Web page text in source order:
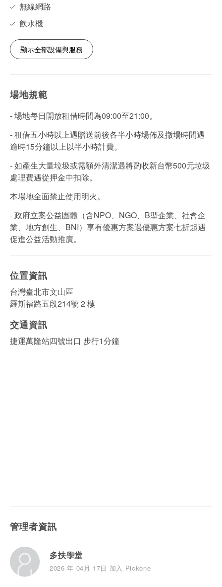
無線網路
飲水機
顯示全部設備與服務
場地規範
- 場地每日開放租借時間為09:00至21:00。
- 租借五小時以上遇贈送前後各半小時場佈及撤場時間遇
逾時15分鐘以上以半小時計費。
- 如產生大量垃圾或需額外清潔遇將酌收新台幣500元垃圾
處理費遇從押金中扣除。
本場地全面禁止使用明火。
- 政府立案公益團體（含NPO、NGO、B型企業、社會企
業、地方創生、BNI）享有優惠方案遇優惠方案七折起遇
促進公益活動推廣。
位置資訊
台灣臺北市文山區
羅斯福路五段214號 2 樓
交通資訊
捷運萬隆站四號出口 步行1分鐘
管理者資訊
多扶學堂
2026 年 04月 17日 加入 Pickone